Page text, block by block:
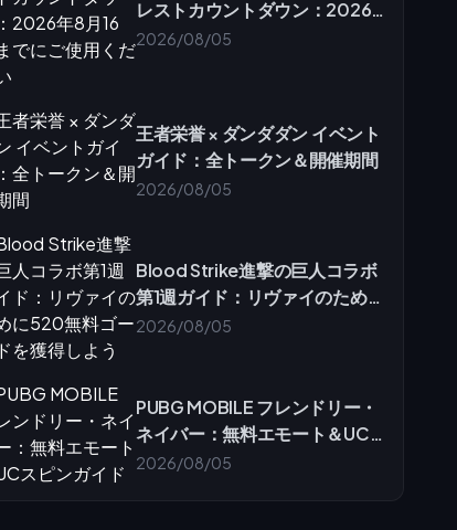
レストカウントダウン：2026年
8月16日までにご使用ください
2026/08/05
王者栄誉 × ダンダダン イベント
ガイド：全トークン＆開催期間
2026/08/05
Blood Strike進撃の巨人コラボ
第1週ガイド：リヴァイのために
520無料ゴールドを獲得しよう
2026/08/05
PUBG MOBILE フレンドリー・
ネイバー：無料エモート＆UCス
ピンガイド
2026/08/05